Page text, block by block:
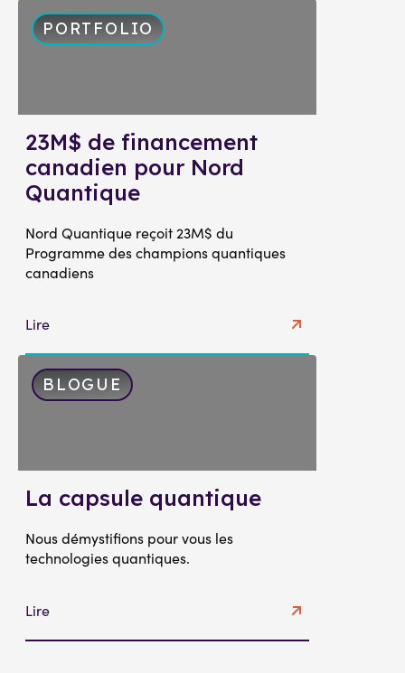
PORTFOLIO
23M$ de financement
canadien pour Nord
Quantique
Nord Quantique reçoit 23M$ du
Programme des champions quantiques
canadiens
Lire
BLOGUE
La capsule quantique
Nous démystifions pour vous les
technologies quantiques.
Lire